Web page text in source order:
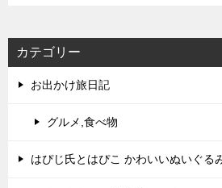
カテゴリー
お出かけ旅日記
グルメ,食べ物
はぴじ氏とはぴこ かわいいぬいぐる